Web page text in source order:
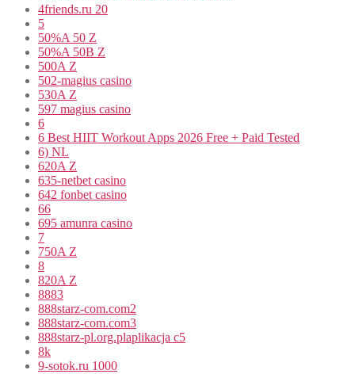
4friends.ru 20
5
50%A 50 Z
50%A 50B Z
500A Z
502-magius casino
530A Z
597 magius casino
6
6 Best HIIT Workout Apps 2026 Free + Paid Tested
6) NL
620A Z
635-netbet casino
642 fonbet casino
66
695 amunra casino
7
750A Z
8
820A Z
8883
888starz-com.com2
888starz-com.com3
888starz-pl.org.plaplikacja c5
8k
9-sotok.ru 1000